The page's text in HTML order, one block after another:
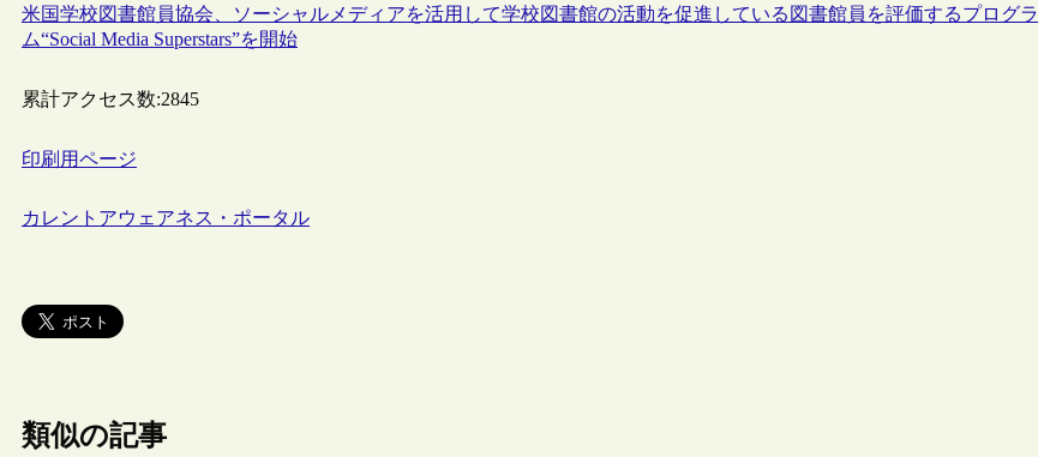
米国学校図書館員協会、ソーシャルメディアを活用して学校図書館の活動を促進している図書館員を評価するプログラ
ム“Social Media Superstars”を開始
累計アクセス数:2845
印刷用ページ
カレントアウェアネス・ポータル
類似の記事